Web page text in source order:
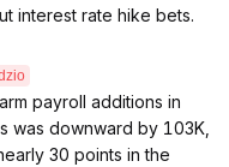
interest rate hike bets.
payroll additions in
was downward by 103K,
30 points in the